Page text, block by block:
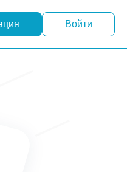
Войти